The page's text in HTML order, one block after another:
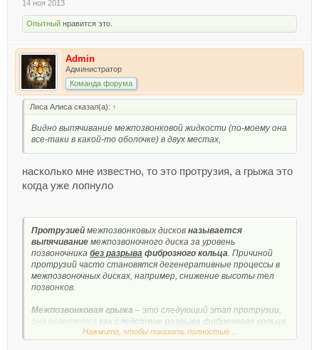
14 ноя 2013
Опытный нравится это.
Admin
Администратор
Команда форума
Лиса Алиса сказал(а): ↑
Видно выпячивание межпозвонковой жидкости (по-моему она
все-таки в какой-то оболочке) в двух местах,
насколько мне известно, то это протрузия, а грыжа это
когда уже лопнуло
Протрузией межпозвонковых дисков называется
выпячивание межпозвоночного диска за уровень
позвоночника без разрыва фиброзного кольца. Причиной
протрузий часто становятся дегенеративные процессы в
межпозвоночных дисках, например, снижение высоты тел
позвонков.
Межпозвонковая грыжа – это следующий этап протрузии,
она появляется как следствие разрыва фиброзного кольца
В этот период пациент может почувствовать неприятные
Нажмите, чтобы показать полностью ...